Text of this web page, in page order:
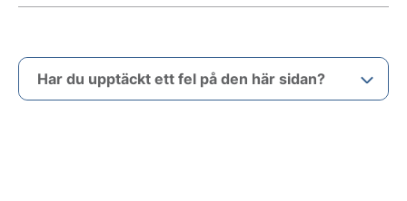
Har du upptäckt ett fel på den här sidan?